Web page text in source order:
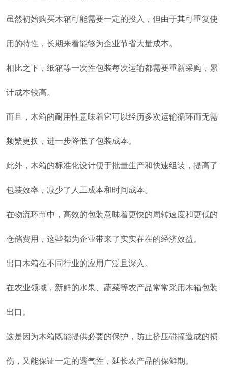
虽然初始购买木箱可能需要一定的投入，但由于其可重复使
用的特性，长期来看能够为企业节省大量成本。
相比之下，纸箱等一次性包装每次运输都需要重新采购，累
计成本较高。
而且，木箱的耐用性意味着它可以经历多次运输循环而无需
频繁更换，进一步降低了包装成本。
此外，木箱的标准化设计便于批量生产和快速组装，提高了
包装效率，减少了人工成本和时间成本。
在物流环节中，高效的包装意味着更快的周转速度和更低的
仓储费用，这些都为企业带来了实实在在的经济效益。
出口木箱在不同行业的应用广泛且深入。
在农业领域，新鲜的水果、蔬菜等农产品常常采用木箱包装
出口。
这是因为木箱既能提供必要的保护，防止挤压碰撞造成的损
伤，又能保证一定的透气性，延长农产品的保鲜期。